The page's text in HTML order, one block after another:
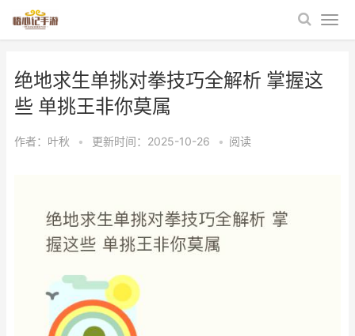
绝地求生单挑对拳技巧全解析 掌握这
些 单挑王非你莫属
作者： 叶秋 • 更新时间：2025-10-26 • 阅读